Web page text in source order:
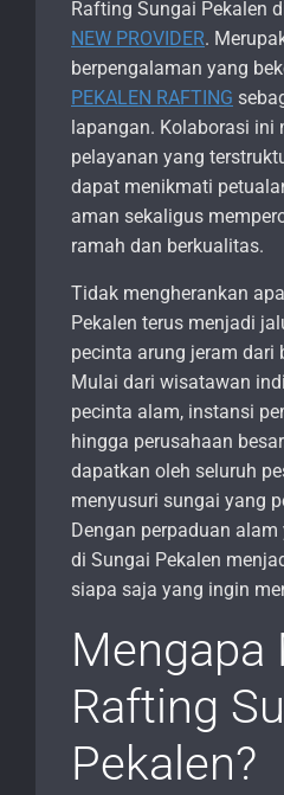
Rafting Sungai Pekalen
NEW PROVIDER.
berpengalaman yang
PEKALEN RAFTING
lapangan. Kolaborasi ini
pelayanan yang
dapat menikmati
aman sekaligus
ramah dan berkualitas.
Tidak mengherankan
Pekalen terus menjadi
pecinta arung jeram dari
Mulai dari wisatawan
pecinta alam, instansi
hingga perusahaan
dapatkan oleh seluruh
menyusuri sungai yang
Dengan perpaduan
di Sungai Pekalen
siapa saja yang ingin
Mengapa
Rafting
Pekalen?